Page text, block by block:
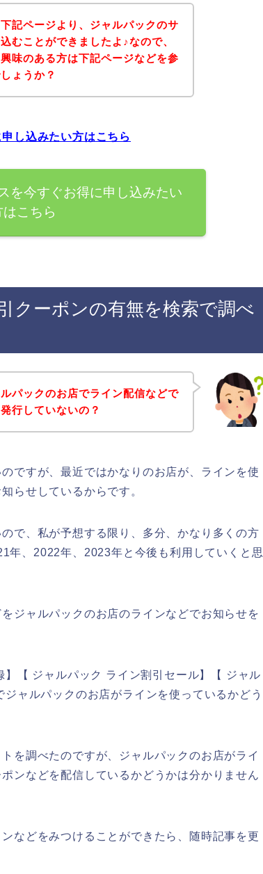
記ページより、ジャルパックのサ
むことができましたよ♪なので、
味のある方は下記ページなどを参
ょうか？
し込みたい方はこちら
を今すぐお得に申し込みたい
はこちら
クーポンの有無を検索で調べ
パックのお店でライン配信などで
行していないの？
ですが、最近ではかなりのお店が、ラインを使
らせしているからです。
で、私が予想する限り、多分、かなり多くの方
年、2022年、2023年と今後も利用していくと思
ジャルパックのお店のラインなどでお知らせを
【 ジャルパック ライン割引セール】【 ジャル
ャルパックのお店がラインを使っているかどう
を調べたのですが、ジャルパックのお店がライ
ンなどを配信しているかどうかは分かりません
などをみつけることができたら、随時記事を更